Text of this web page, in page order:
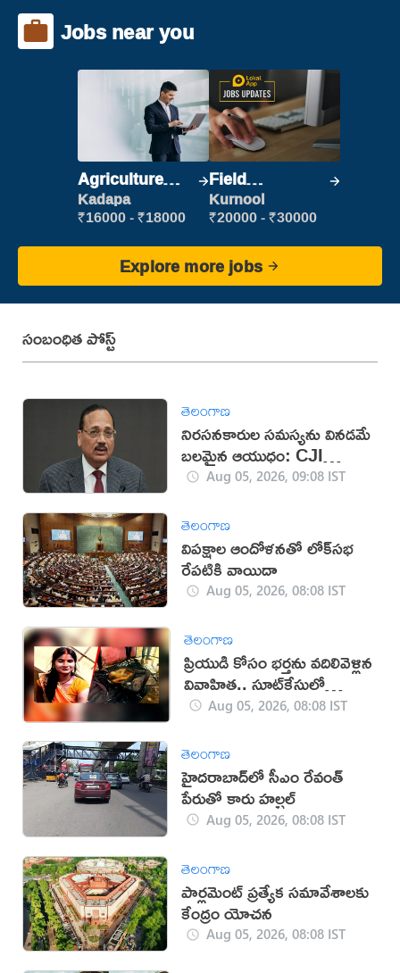
Jobs near you
Agriculture
Labour
Kadapa
₹16000 - ₹18000
Field
Marketing
Executive
Kurnool
₹20000 - ₹30000
Explore more jobs
సంబంధిత పోస్ట్
తెలంగాణ
నిరసనకారుల సమస్యను వినడమే
బలమైన ఆయుధం: CJI
సూర్యకాంత్
Aug 05, 2026, 09:08 IST
తెలంగాణ
విపక్షాల ఆందోళనతో లోక్‌సభ
రేపటికి వాయిదా
Aug 05, 2026, 08:08 IST
తెలంగాణ
ప్రియుడి కోసం భర్తను వదిలివెళ్లిన
వివాహిత.. సూట్‌కేసులో
మృతదేహం
Aug 05, 2026, 08:08 IST
తెలంగాణ
హైదరాబాద్‌లో సీఎం రేవంత్
పేరుతో కారు హల్చల్
Aug 05, 2026, 08:08 IST
తెలంగాణ
పార్లమెంట్‌ ప్రత్యేక సమావేశాలకు
కేంద్రం యోచన
Aug 05, 2026, 08:08 IST